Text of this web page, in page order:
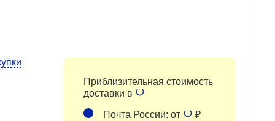
Приблизительная стоимость
доставки в
Почта России: от ₽